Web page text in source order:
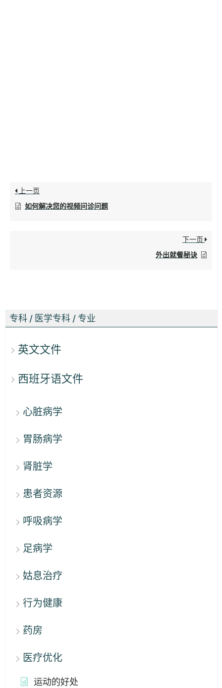
专科 / 医学专科 / 专业
英文文件
西班牙语文件
心脏病学
胃肠病学
肾脏学
患者资源
呼吸病学
足病学
姑息治疗
行为健康
药房
医疗优化
运动的好处
上一页
如何解决您的视频问诊问题
下一页
外出就餐秘诀